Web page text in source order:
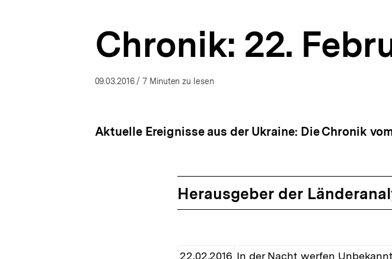
Chronik: 22.
09.03.2016/ 7 Minuten zu lesen
Aktuelle Ereignisse aus der Ukraine: Die Chronik
Herausgeber der
22.02.2016 In der Nacht werfen